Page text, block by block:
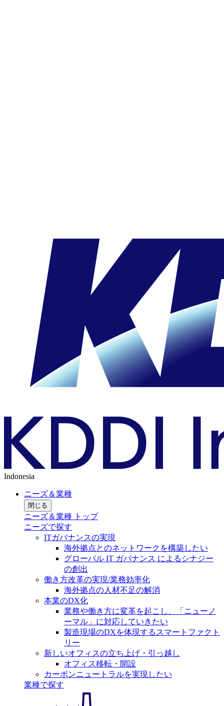
Indonesia
ニーズ＆業種
閉じる
ニーズ＆業種 トップ
ニーズで探す
ITガバナンスの実現
海外拠点とのネットワークを構築したい
グローバル IT ガバナンス によるシナジー
の創出
働き方改革の実現/業務効率化
海外拠点の人材不足の解消
本業のDX化
業務や働き方に変革を起こし、「ニューノ
ーマル」に対応していきたい
製造現場のDXを体現するスマートファクト
リー
新しいオフィスの立ち上げ・引っ越し
オフィス移転・開設
カーボンニュートラルを実現したい
業種で探す